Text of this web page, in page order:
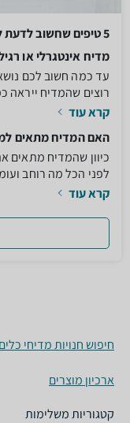
5 טיפים שחשוב לדעת לפני שקונים מדיח כלים
מדיח אינטגרלי או
עד כמה חשוב לכם
רוצים שהמדיח ייראה
קרא עוד
האם המדיח מתאים
כיוון שהמדיח
לפני הכל מה רוחב
קרא עוד
חיפוש חנויות מדיחי
ארכיון מוצרים
קטגוריות משלימות